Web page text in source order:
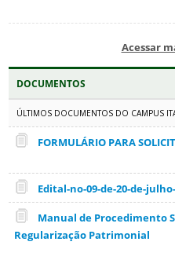
Acessar
DOCUMENTOS
ÚLTIMOS DOCUMENTOS DO CAMPUS
FORMULÁRIO PARA
Edital-no-09-de-20-de-
Manual de Procedimento
Regularização Patrimonial